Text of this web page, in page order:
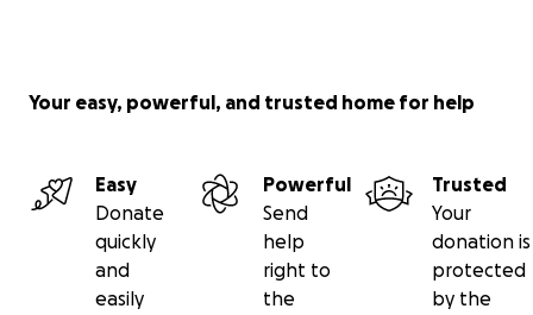
Your easy, powerful, and trusted home for help
Easy
Donate
quickly
and
easily
Powerful
Send
help
right to
the
Trusted
Your
donation is
protected
by the